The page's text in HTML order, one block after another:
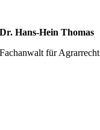
Dr. Hans-Hein Thomas
Fachanwalt für Agrarrecht